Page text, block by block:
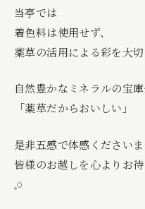
当亭では
着色料は使用せず、
薬草の活用による彩を大切
自然豊かなミネラルの宝庫
「薬草だからおいしい」
是非五感で体感くださいま
皆様のお越しを心よりお
𓈒𓏸